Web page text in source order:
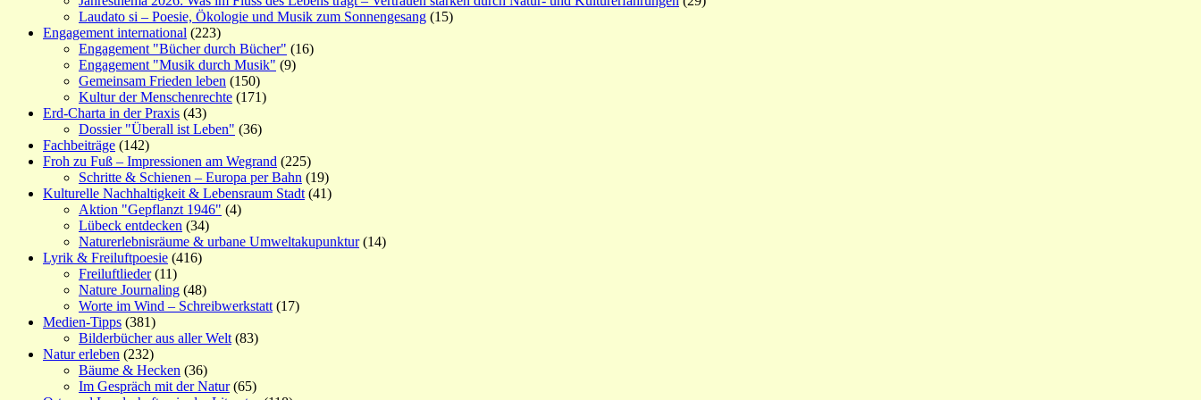
Laudato si – Poesie, Ökologie und Musik zum Sonnengesang (15)
Engagement international (223)
Engagement "Bücher durch Bücher" (16)
Engagement "Musik durch Musik" (9)
Gemeinsam Frieden leben (150)
Kultur der Menschenrechte (171)
Erd-Charta in der Praxis (43)
Dossier "Überall ist Leben" (36)
Fachbeiträge (142)
Froh zu Fuß – Impressionen am Wegrand (225)
Schritte & Schienen – Europa per Bahn (19)
Kulturelle Nachhaltigkeit & Lebensraum Stadt (41)
Aktion "Gepflanzt 1946" (4)
Lübeck entdecken (34)
Naturerlebnisräume & urbane Umweltakupunktur(14)
Lyrik & Freiluftpoesie (416)
Freiluftlieder(11)
Nature Journaling (48)
Worte im Wind – Schreibwerkstatt (17)
Medien-Tipps (381)
Bilderbücher aus aller Welt (83)
Natur erleben (232)
Bäume & Hecken (36)
Im Gespräch mit der Natur(65)